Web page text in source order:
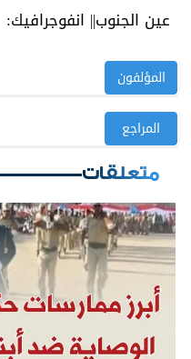
عين الجنوب|| انفوجرافيك:
المؤلفون
المراجع
متعلقات